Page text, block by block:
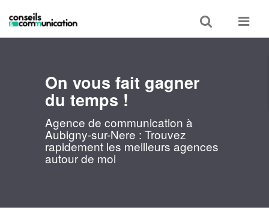
Toggle
search
Toggle
On vous fait gagner
du temps !
Agence de communication à
Aubigny-sur-Nere : Trouvez
rapidement les meilleurs agences
autour de moi